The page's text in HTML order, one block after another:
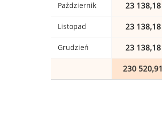
Październik 23 138,18
Listopad 23 138,18
Grudzień 23 138,18
230 520,91